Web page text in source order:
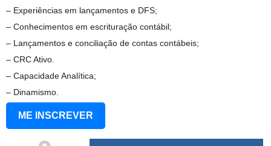
– Experiências em lançamentos e DFS;
– Conhecimentos em escrituração contábil;
– Lançamentos e conciliação de contas contábeis;
– CRC Ativo.
– Capacidade Analítica;
– Dinamismo.
ME INSCREVER